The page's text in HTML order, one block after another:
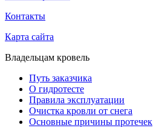
Контакты
Карта сайта
Владельцам кровель
Путь заказчика
О гидротесте
Правила эксплуатации
Очистка кровли от снега
Основные причины протечек